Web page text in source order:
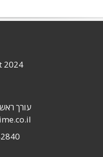
2024
עורך